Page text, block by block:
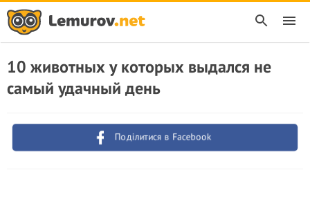
10 животных у которых выдался не
самый удачный день
Поділитися в Facebook